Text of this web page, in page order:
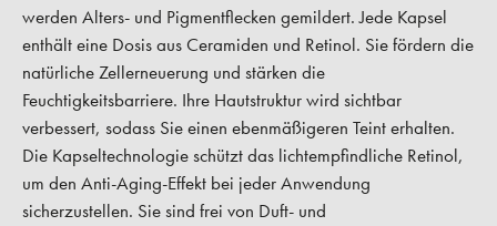
werden Alters- und Pigmentflecken gemildert. Jede Kapsel
enthält eine Dosis aus Ceramiden und Retinol. Sie fördern die
natürliche Zellerneuerung und stärken die
Feuchtigkeitsbarriere. Ihre Hautstruktur wird sichtbar
verbessert, sodass Sie einen ebenmäßigeren Teint erhalten.
Die Kapseltechnologie schützt das lichtempfindliche Retinol,
um den Anti-Aging-Effekt bei jeder Anwendung
sicherzustellen. Sie sind frei von Duft- und